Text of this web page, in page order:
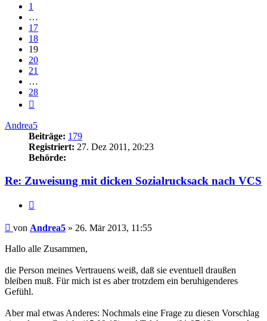
1
…
17
18
19
20
21
…
28
Andrea5
Beiträge: 179
Registriert: 27. Dez 2011, 20:23
Behörde:
Re: Zuweisung mit dicken Sozialrucksack nach VCS
Beitrag
von Andrea5 » 26. Mär 2013, 11:55
Hallo alle Zusammen,
die Person meines Vertrauens weiß, daß sie eventuell draußen
bleiben muß. Für mich ist es aber trotzdem ein beruhigenderes
Gefühl.
Aber mal etwas Anderes: Nochmals eine Frage zu diesen Vorschlag